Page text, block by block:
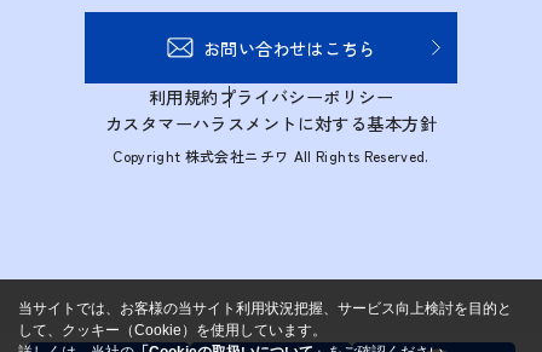
お問い合わせはこちら
利用規約プライバシーポリシー
カスタマーハラスメントに対する基本方針
Copyright 株式会社ニチワ All Rights Reserved.
当サイトでは、お客様の当サイト利用状況把握、サービス向上検討を目的と
して、クッキー（Cookie）を使用しています。